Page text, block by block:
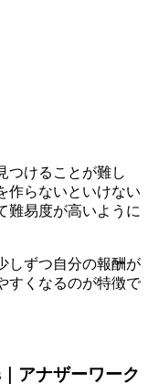
つけることが難し
作らないといけない
難易度が高いように
しずつ自分の報酬が
すくなるのが特徴で
アナザーワーク